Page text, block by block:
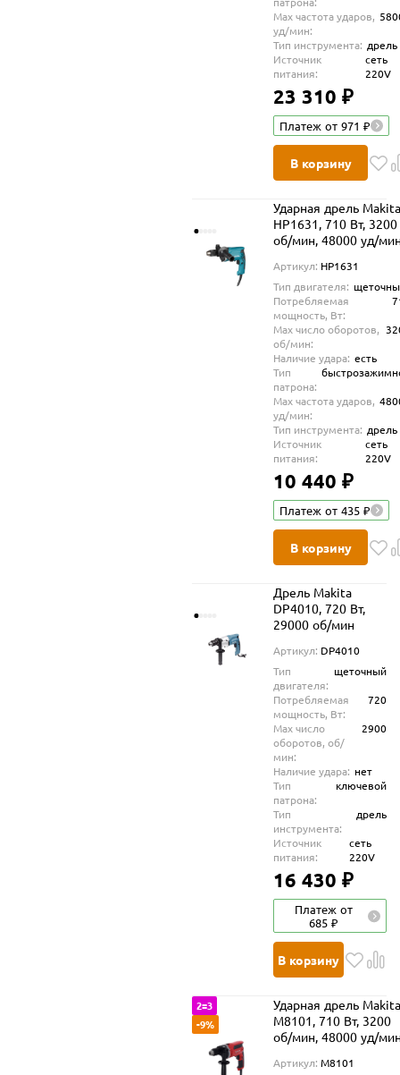
Max частота ударов,
уд/мин:
Тип инструмента: дрель
Источник
питания:
сеть
220V
23 310 ₽
Платеж от 971 ₽
В корзину
Ударная дрель
HP1631, 710 Вт, 3200
об/мин, 48000 уд/
Артикул: HP1631
Тип двигателя:
Потребляемая
мощность, Вт:
Max число оборотов,
об/мин:
Наличие удара: есть
Тип
патрона:
Max частота ударов,
уд/мин:
Тип инструмента: дрель
Источник
питания:
сеть
220V
10 440 ₽
Платеж от 435 ₽
В корзину
Дрель Makita
DP4010, 720 Вт,
29000 об/мин
Артикул: DP4010
Тип
двигателя:
щеточный
Потребляемая
мощность, Вт:
720
Max число
оборотов, об/
мин:
2900
Наличие удара: нет
Тип
патрона:
ключевой
Тип
инструмента:
дрель
Источник
питания:
сеть
220V
16 430 ₽
Платеж от
685 ₽
В корзину
2=3
-9%
Ударная дрель
M8101, 710 Вт, 3200
об/мин, 48000 уд/
Артикул: M8101